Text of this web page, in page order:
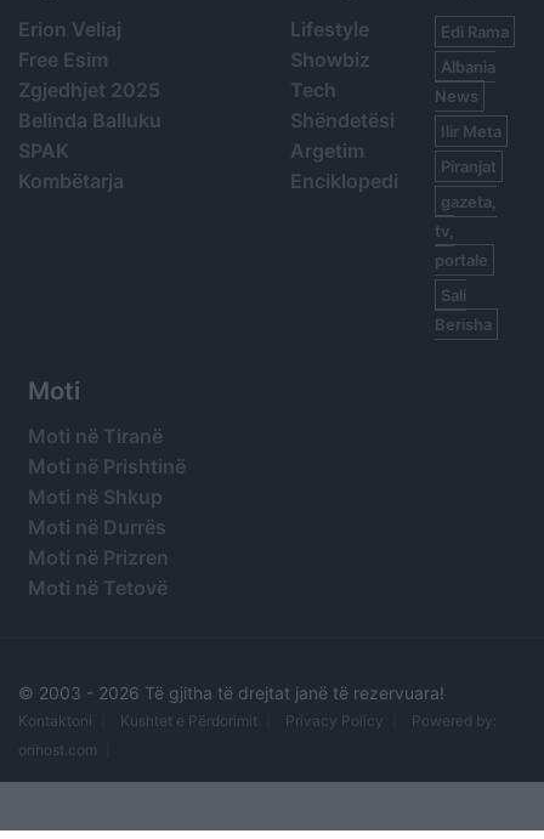
Erion Veliaj
Free Esim
Zgjedhjet 2025
Belinda Balluku
SPAK
Kombëtarja
Lifestyle
Showbiz
Tech
Shëndetësi
Argetim
Enciklopedi
Edi Rama
Albania
News
Ilir Meta
Piranjat
gazeta,
tv,
portale
Sali
Berisha
Moti
Moti në Tiranë
Moti në Prishtinë
Moti në Shkup
Moti në Durrës
Moti në Prizren
Moti në Tetovë
© 2003 - 2026 Të gjitha të drejtat janë të rezervuara!
Kontaktoni Kushtet e Përdorimit Privacy Policy
Powered by:
orihost.com